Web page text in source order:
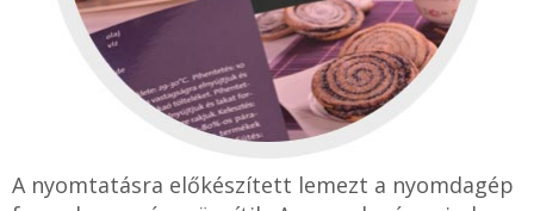
A nyomtatásra előkészített lemezt a nyomdagép